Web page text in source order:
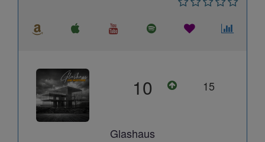
10 15
Glashaus